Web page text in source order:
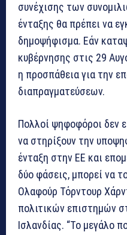
συνέχισης των
ένταξης θα πρέπει να
δημοψήφισμα. Εάν
κυβέρνησης στις 29
η προσπάθεια για την
διαπραγματεύσεων.
Πολλοί ψηφοφόροι δεν
να στηρίξουν την
ένταξη στην ΕΕ και
δύο φάσεις, μπορεί να
Ολαφούρ Τόρντουρ
πολιτικών επιστημών
Ισλανδίας. “Το μεγάλο